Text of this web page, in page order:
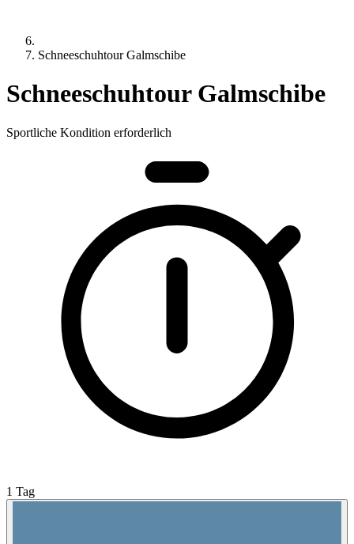
Schneeschuhtour Galmschibe
Schneeschuhtour Galmschibe
Sportliche Kondition erforderlich
1 Tag